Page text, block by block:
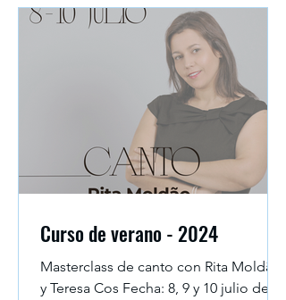
Curso de verano - 2024
Masterclass de canto con Rita Moldão
y Teresa Cos Fecha: 8, 9 y 10 julio de